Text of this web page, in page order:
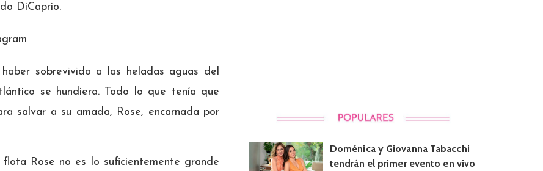
DiCaprio.
sobrevivido a las heladas aguas del
se hundiera. Todo lo que tenía que
salvar a su amada, Rose, encarnada por
Rose no es lo suficientemente grande
Doménica y Giovanna Tabacchi
tendrán el primer evento en vivo